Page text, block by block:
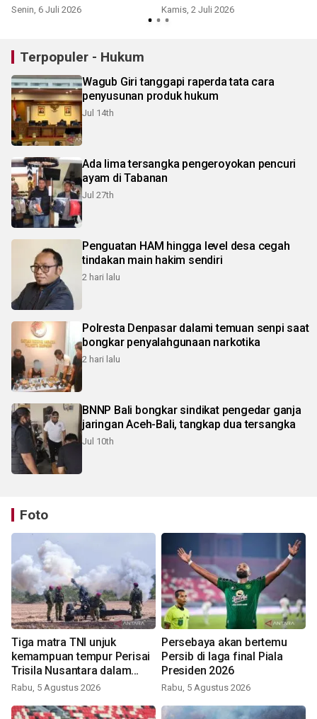
Senin, 6 Juli 2026 Kamis, 2 Juli 2026
Terpopuler - Hukum
Wagub Giri tanggapi raperda tata cara
penyusunan produk hukum
Jul 14th
Ada lima tersangka pengeroyokan pencuri
ayam di Tabanan
Jul 27th
Penguatan HAM hingga level desa cegah
tindakan main hakim sendiri
2 hari lalu
Polresta Denpasar dalami temuan senpi saat
bongkar penyalahgunaan narkotika
2 hari lalu
BNNP Bali bongkar sindikat pengedar ganja
jaringan Aceh-Bali, tangkap dua tersangka
Jul 10th
Foto
Tiga matra TNI unjuk
kemampuan tempur Perisai
Trisila Nusantara dalam
latihan di Kepri
Rabu, 5 Agustus 2026
Persebaya akan bertemu
Persib di laga final Piala
Presiden 2026
Rabu, 5 Agustus 2026